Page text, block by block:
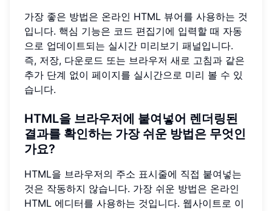
가장 좋은 방법은 온라인 HTML 뷰어를 사용하는 것
입니다. 핵심 기능은 코드 편집기에 입력할 때 자동
으로 업데이트되는 실시간 미리보기 패널입니다.
즉, 저장, 다운로드 또는 브라우저 새로 고침과 같은
추가 단계 없이 페이지를 실시간으로 미리 볼 수 있
습니다.
HTML을 브라우저에 붙여넣어 렌더링된
결과를 확인하는 가장 쉬운 방법은 무엇인
가요?
HTML을 브라우저의 주소 표시줄에 직접 붙여넣는
것은 작동하지 않습니다. 가장 쉬운 방법은 온라인
HTML 에디터를 사용하는 것입니다. 웹사이트로 이